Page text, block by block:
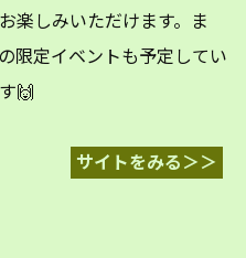
楽しみいただけます。ま
限定イベントも予定してい
🙌
サイトをみる＞＞